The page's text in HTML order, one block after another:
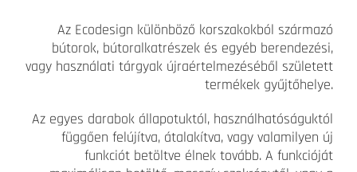
Az Ecodesign különböző korszakokból származó
bútorok, bútoralkatrészek és egyéb berendezési,
vagy használati tárgyak újraértelmezéséből született
termékek gyűjtőhelye.
Az egyes darabok állapotuktól, használhatóságuktól
függően felújítva, átalakítva, vagy valamilyen új
funkciót betöltve élnek tovább. A funkcióját